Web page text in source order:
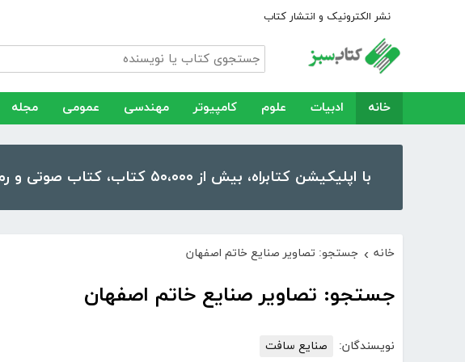
نشر الکترونیک و انتشار کتاب
خانه ادبیات علوم کامپیوتر مهندسی عمومی مجله
با اپلیکیشن کتابراه، بیش از ۵۰،۰۰۰ کتاب، کتاب صوتی و رمان را در موبایل و تبلت خود داشته باشید!
خانه › جستجو: تصاویر صنایع خاتم اصفهان
جستجو: تصاویر صنایع خاتم اصفهان
نویسندگان: صنایع سافت